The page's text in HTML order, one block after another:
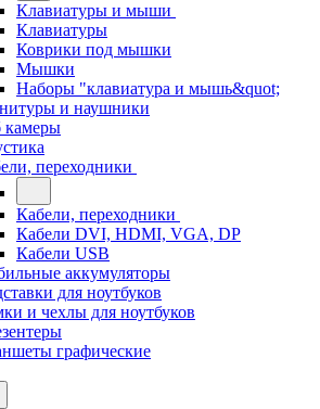
Клавиатуры и мыши
Клавиатуры
Коврики под мышки
Мышки
Наборы "клавиатура и мышь&quot;
и наушники
камеры
переходники
Кабели, переходники
Кабели DVI, HDMI, VGA, DP
Кабели USB
аккумуляторы
для ноутбуков
и чехлы для ноутбуков
графические